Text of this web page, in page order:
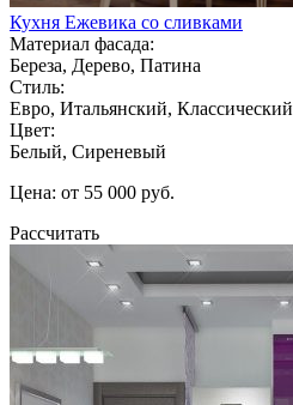
Кухня Ежевика со сливками
Материал фасада:
Береза, Дерево, Патина
Стиль:
Евро, Итальянский, Классический
Цвет:
Белый, Сиреневый
Цена: от 55 000 руб.
Рассчитать